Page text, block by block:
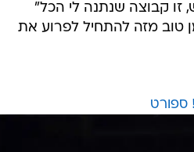
זו קבוצה שנתנה לי הכל" 
טוב מזה להתחיל לפרוע את
ספורט